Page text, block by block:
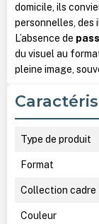
domicile, ils
personnelles, des
L’absence de
du visuel au
pleine image,
Type de produit
Format
Collection cadre
Couleur